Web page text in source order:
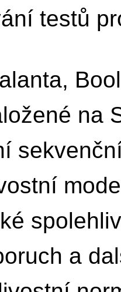
testů
na
a